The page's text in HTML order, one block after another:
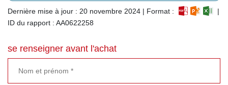
Dernière mise à jour : 20 novembre 2024 | Format :
|
ID du rapport : AA0622258
se renseigner avant l'achat